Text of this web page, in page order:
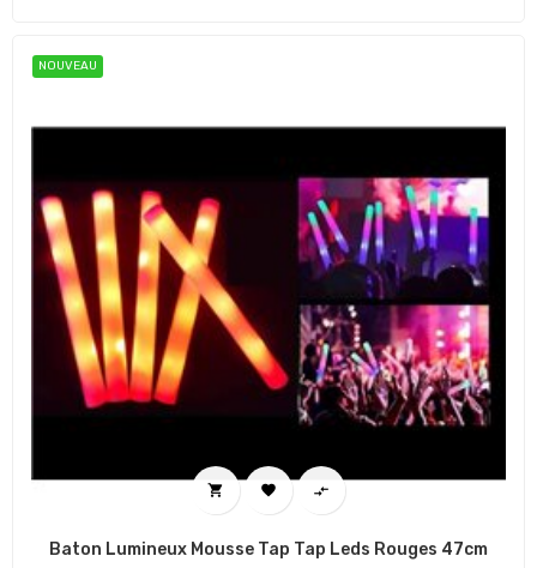
NOUVEAU
  
Baton Lumineux Mousse Tap Tap Leds Rouges 47cm